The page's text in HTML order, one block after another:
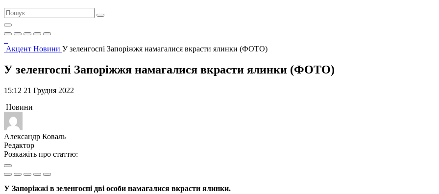
Акцент Новини У зеленгоспі Запоріжжя намагалися вкрасти ялинки (ФОТО)
У зеленгоспі Запоріжжя намагалися вкрасти ялинки (ФОТО)
15:12 21 Грудня 2022
Новини
Александр Коваль
Редактор
Розкажіть про статтю:
У Запоріжжі в зеленгоспі дві особи намагалися вкрасти ялинки.